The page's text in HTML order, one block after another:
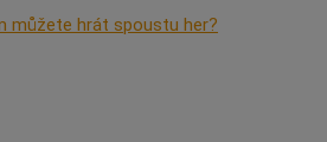
můžete hrát spoustu her?